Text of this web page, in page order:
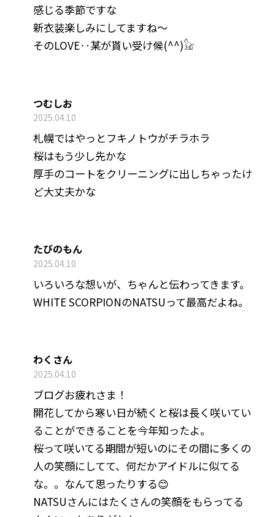
感じる季節ですな
新衣装楽しみにしてますね〜
そのLOVE‥某が貰い受け候(^^)𓃠
つむしお
2025.04.10
札幌ではやっとフキノトウがチラホラ
桜はもう少し先かな
厚手のコートをクリーニングに出しちゃったけ
ど大丈夫かな
たびのもん
2025.04.10
いろいろな想いが、ちゃんと伝わってきます。
WHITE SCORPIONのNATSUって最高だよね。
わくさん
2025.04.10
ブログお疲れさま！
開花してから寒い日が続くと桜は長く咲いてい
ることができることを今年知ったよ。
桜って咲いてる期間が短いのにその間に多くの
人の笑顔にしてて、何だかアイドルに似てる
な。。なんて思ったりする😊
NATSUさんにはたくさんの笑顔をもらってる